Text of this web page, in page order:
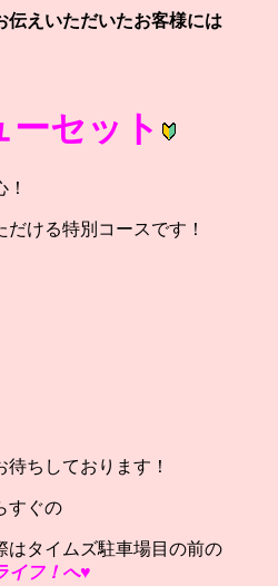
伝えいただいたお客様には
ーセット
ける特別コースです！
ちしております！
すぐの
はタイムズ駐車場目の前の
イフ！へ♥